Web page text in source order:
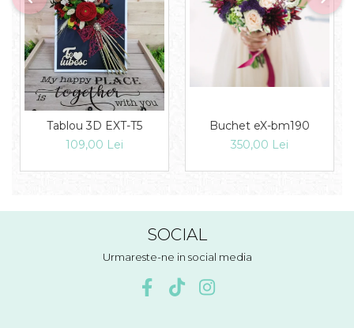
Tablou 3D EXT-T5
109,00 Lei
Buchet eX-bm190
350,00 Lei
SOCIAL
Urmareste-ne in social media